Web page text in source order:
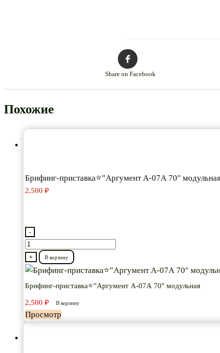
Share on Facebook
Похожие
Брифинг-приставка⭐”Аргумент А-07А 70″
2,500 ₽
-
Количество
товара
Брифинг-
А-07А
70″
модульная
+ В корзину
Брифинг-приставка⭐”Аргумент А-07А 70″ модульная
2,500 ₽ В корзину
Просмотр